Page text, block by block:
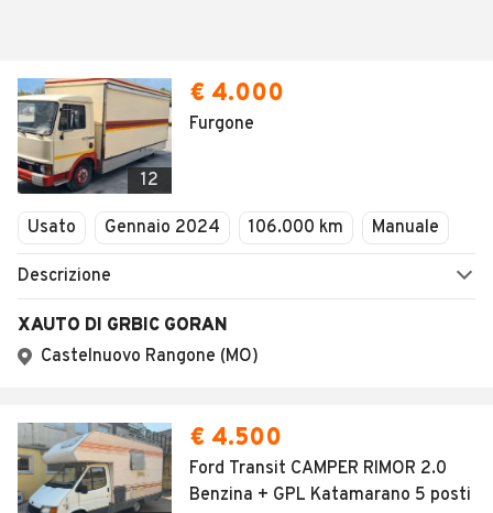
12
€ 4.000
Furgone
Usato Gennaio 2024 106.000 km Manuale
Descrizione
XAUTO DI GRBIC GORAN
Castelnuovo Rangone (MO)
€ 4.500
Ford Transit CAMPER RIMOR 2.0
Benzina + GPL Katamarano 5 posti